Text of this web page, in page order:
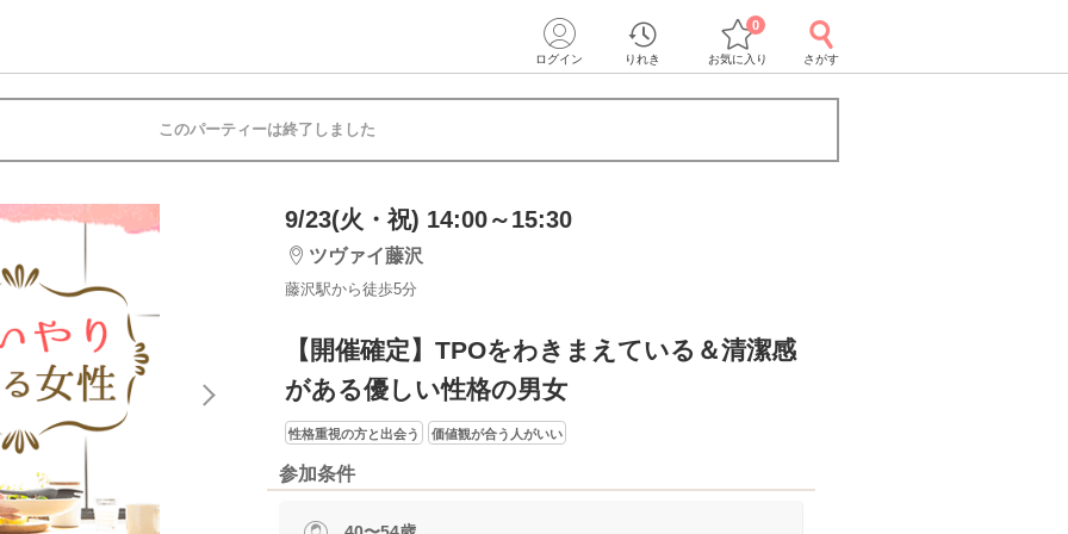
ログイン りれき お気に入り
0
さがす
このパーティーは終了しました
9/23(火・祝) 14:00～15:30
ツヴァイ藤沢
藤沢駅から徒歩5分
【開催確定】TPOをわきまえている＆清潔感
がある優しい性格の男女
性格重視の方と出会う 価値観が合う人がいい
参加条件